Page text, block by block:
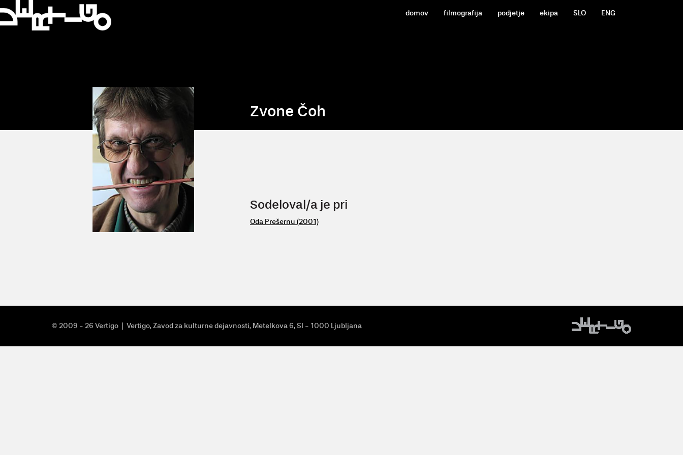
domov filmografija podjetje ekipa SLO ENG
Zvone Čoh
Sodeloval/a je pri
Oda Prešernu (2001)
© 2009 - 26 Vertigo | Vertigo, Zavod za kulturne dejavnosti, Metelkova 6, SI - 1000 Ljubljana